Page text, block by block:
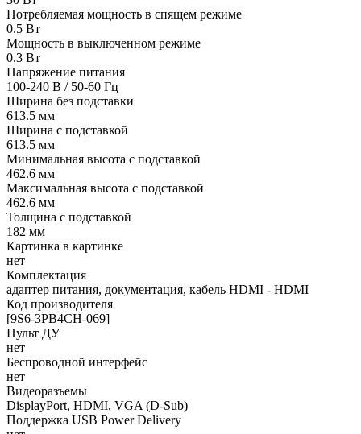
Потребляемая мощность в спящем режиме
0.5 Вт
Мощность в выключенном режиме
0.3 Вт
Напряжение питания
100-240 В / 50-60 Гц
Ширина без подставки
613.5 мм
Ширина с подставкой
613.5 мм
Минимальная высота с подставкой
462.6 мм
Максимальная высота с подставкой
462.6 мм
Толщина с подставкой
182 мм
Картинка в картинке
нет
Комплектация
адаптер питания, документация, кабель HDMI - HDMI
Код производителя
[9S6-3PB4CH-069]
Пульт ДУ
нет
Беспроводной интерфейс
нет
Видеоразъемы
DisplayPort, HDMI, VGA (D-Sub)
Поддержка USB Power Delivery